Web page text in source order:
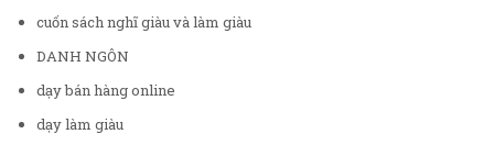
cuốn sách nghĩ giàu và làm giàu
DANH NGÔN
dạy bán hàng online
dạy làm giàu